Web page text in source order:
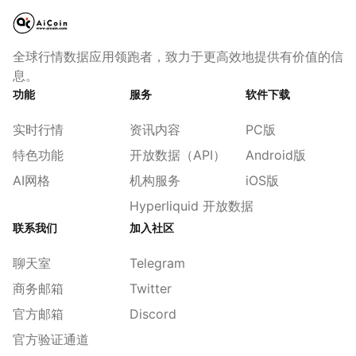
全球行情数据应用领跑者，致力于更高效地提供有价值的信
息。
功能
实时行情
特色功能
AI网格
服务
资讯内容
开放数据（API）
机构服务
Hyperliquid 开放数据
软件下载
PC版
Android版
iOS版
联系我们
聊天室
商务邮箱
官方邮箱
官方验证通道
加入社区
Telegram
Twitter
Discord